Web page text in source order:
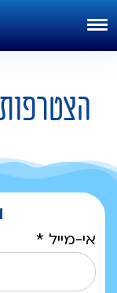
1.
אי-מייל *